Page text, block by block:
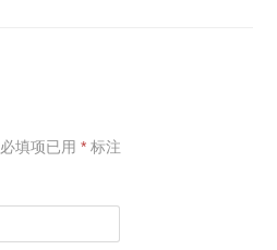
必填项已用* 标注